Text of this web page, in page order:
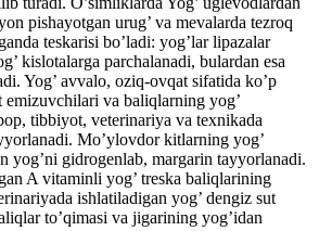
pishayotgan urug’ va mevalarda tezroq
teskarisi bo’ladi: yog’lar lipazalar
kislotalarga parchalanadi, bulardan esa
Yog’ avvalo, oziq-ovqat sifatida ko’p
va baliqlarning yog’
tibbiyot, veterinariya va texnikada
Mo’ylovdor kitlarning yog’
yog’ni gidrogenlab, margarin tayyorlanadi.
A vitaminli yog’ treska baliqlarining
ishlatiladigan yog’ dengiz sut
to’qimasi va jigarining yog’idan